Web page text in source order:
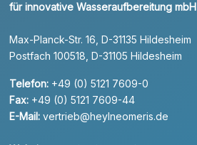
für innovative Wasseraufbereitung mbH
Max-Planck-Str. 16, D-31135 Hildesheim
Postfach 100518, D-31105 Hildesheim
Telefon: +49 (0) 5121 7609-0
Fax: +49 (0) 5121 7609-44
E-Mail: vertrieb@heylneomeris.de